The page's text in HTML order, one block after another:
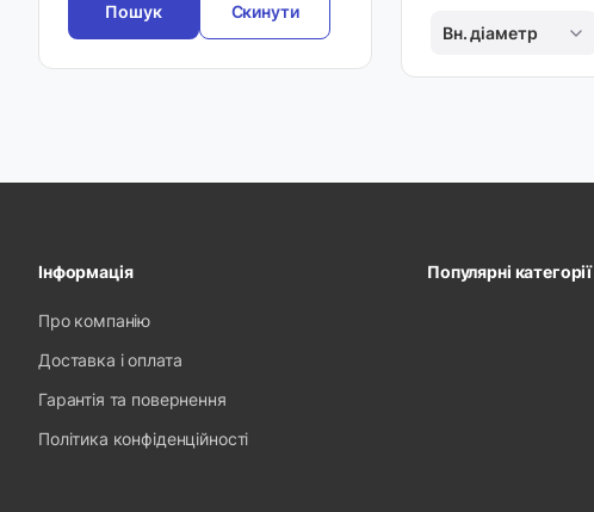
Скинути
Вн. діаметр
Інформація
Про компанію
Доставка і оплата
Гарантія та повернення
Політика конфіденційності
Популярні категорії